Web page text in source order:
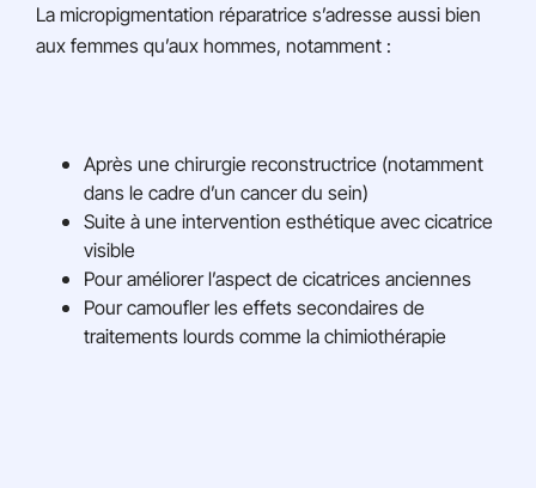
La micropigmentation réparatrice s’adresse aussi bien
aux femmes qu’aux hommes, notamment :
Après une chirurgie reconstructrice (notamment
dans le cadre d’un cancer du sein)
Suite à une intervention esthétique avec cicatrice
visible
Pour améliorer l’aspect de cicatrices anciennes
Pour camoufler les effets secondaires de
traitements lourds comme la chimiothérapie